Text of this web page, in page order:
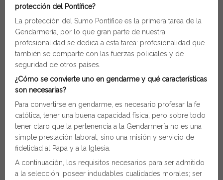
protección del Pontífice?
La protección del Sumo Pontífice es la primera tarea de la
Gendarmería, por lo que gran parte de nuestra
profesionalidad se dedica a esta tarea: profesionalidad que
también se comparte con las fuerzas policiales y de
seguridad de otros países.
¿Cómo se convierte uno en gendarme y qué características
son necesarias?
Para convertirse en gendarme, es necesario profesar la fe
católica, tener una buena capacidad física, pero sobre todo
tener claro que la pertenencia a la Gendarmería no es una
simple prestación laboral, sino una misión y servicio de
fidelidad al Papa y a la Iglesia.
A continuación, los requisitos necesarios para ser admitido
a la selección: poseer indudables cualidades morales; ser